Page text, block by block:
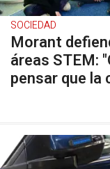
SOCIEDAD
Morant
áreas STEM:
pensar que la